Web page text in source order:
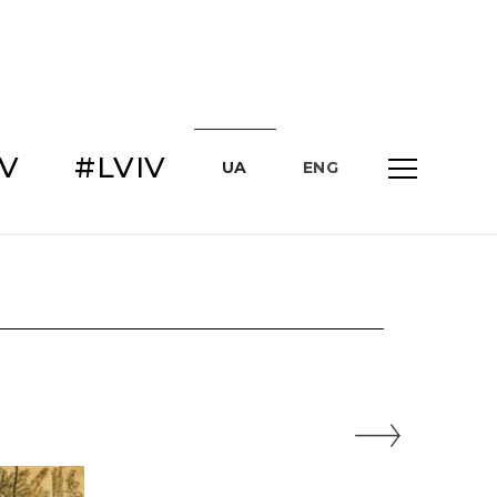
#LVIV UA ENG